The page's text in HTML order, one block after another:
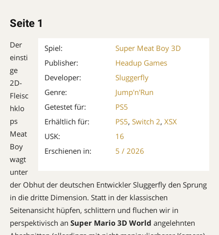
Seite 1
Spiel:
Super Meat Boy 3D
Publisher:
Headup Games
Developer:
Sluggerfly
Genre:
Jump'n'Run
Getestet für:
PS5
Erhältlich für:
PS5, Switch 2, XSX
USK:
16
Erschienen in:
5 / 2026
Der
einsti
ge
2D-
Fleisc
hklo
ps
Meat
Boy
wagt
unter
der Obhut der deutschen Entwickler Sluggerfly den Sprung
in die dritte Dimension. Statt in der klassischen
Seitenansicht hüpfen, schlittern und fluchen wir in
perspektivisch an Super Mario 3D World angelehnten